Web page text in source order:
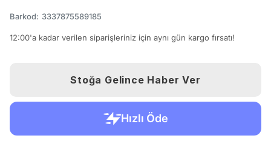
Barkod: 3337875589185
12:00'a kadar verilen siparişleriniz için aynı gün kargo fırsatı!
Stoğa Gelince Haber Ver